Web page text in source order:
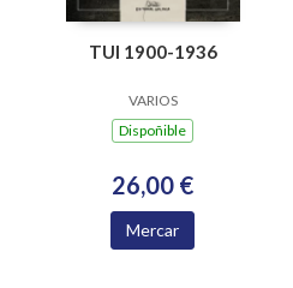
TUI 1900-1936
VARIOS
Dispoñible
26,00 €
Mercar